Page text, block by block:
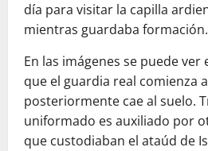
día para visitar la capilla
mientras guardaba formación.
En las imágenes se puede
que el guardia real comienza
posteriormente cae al suelo.
uniformado es auxiliado por
que custodiaban el ataúd de